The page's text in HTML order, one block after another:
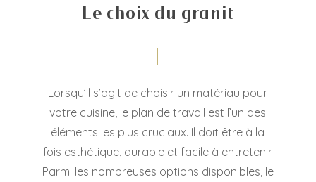
Le choix du granit
Lorsqu’il s’agit de choisir un matériau pour
votre cuisine, le plan de travail est l’un des
éléments les plus cruciaux. Il doit être à la
fois esthétique, durable et facile à entretenir.
Parmi les nombreuses options disponibles, le